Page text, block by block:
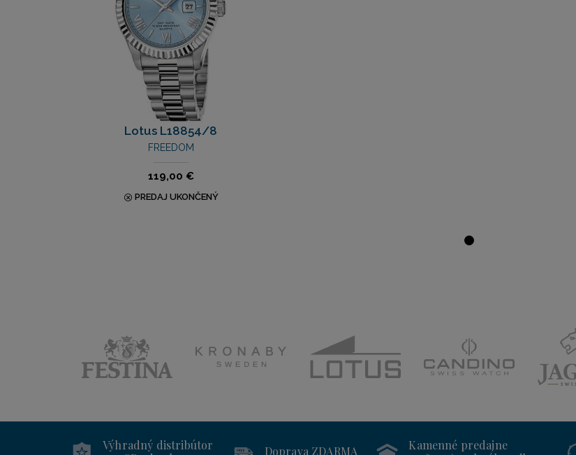
Lotus L18854/8
FREEDOM
119,00 €
PREDAJ UKONČENÝ
Výhradný distribútor
Doprava ZDARMA
Kamenné predajne